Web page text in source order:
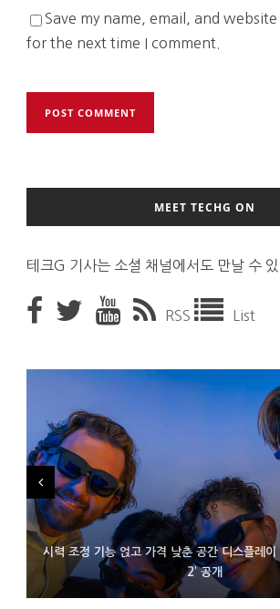
Save my name, email, and
for the next time I comment.
MEET TECHG ON
테크G 기사는 소셜 채널에서도 만날 수 있
RSS List
시력 조정 기능 얹고 가격 낮춘 공간 디스플레이
2’ 공개
D램 부족에 10억달러어치 아이폰18 프로세서
300~400달러 반지형 스피커 준비하